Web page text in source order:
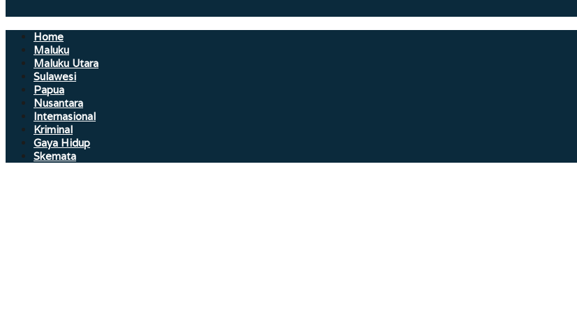
Home
Maluku
Maluku Utara
Sulawesi
Papua
Nusantara
Internasional
Kriminal
Gaya Hidup
Skemata